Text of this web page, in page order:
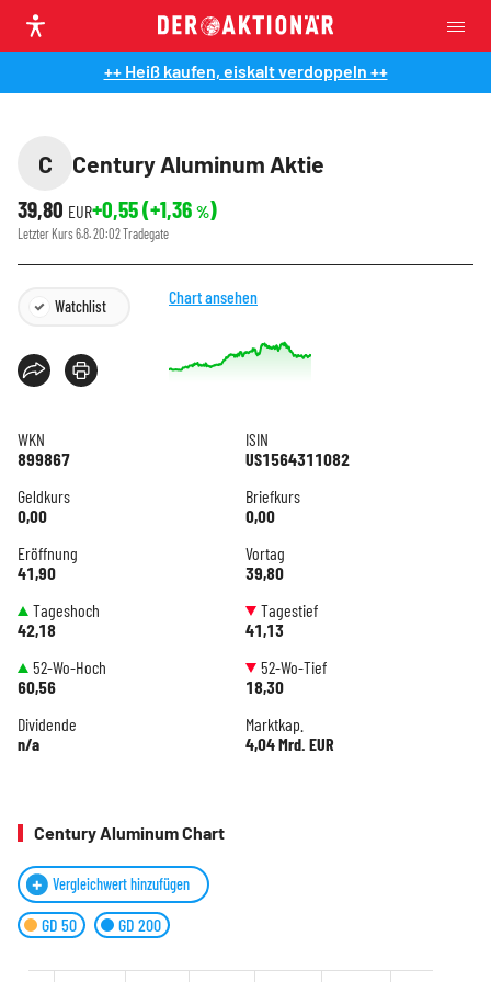
++ Heiß kaufen, eiskalt verdoppeln ++
C
Century Aluminum Aktie
39,80 EUR+0,55(+1,36 %)
Letzter Kurs6.8. 20:02Tradegate
Watchlist Chart ansehen
WKN
899867
ISIN
US1564311082
Geldkurs
0,00
Briefkurs
0,00
Eröffnung
41,90
Vortag
39,80
Tageshoch
42,18
Tagestief
41,13
52-Wo-Hoch
60,56
52-Wo-Tief
18,30
Dividende
n/a
Marktkap.
4,04 Mrd. EUR
Century Aluminum Chart
Vergleichwert hinzufügen
GD 50 GD 200